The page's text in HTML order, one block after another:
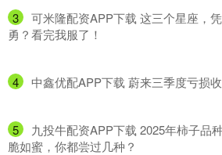
3
可米隆配资APP下载 这三个星座，
勇？看完我服了！
4 中鑫优配APP下载 蔚来三季度亏损
5
九投牛配资APP下载 2025年柿子品
脆如蜜，你都尝过几种？